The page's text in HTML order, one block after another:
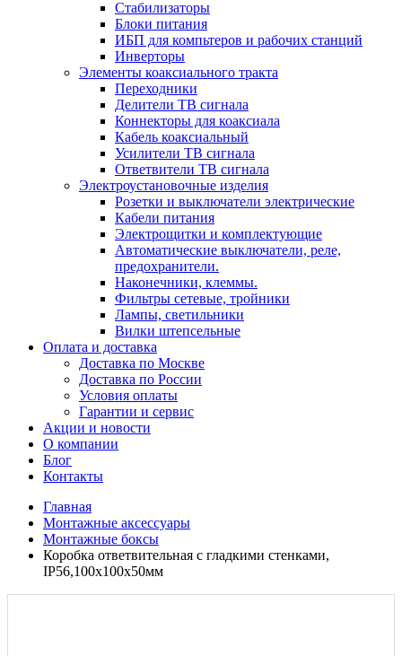
Стабилизаторы
Блоки питания
ИБП для компьтеров и рабочих станций
Инверторы
Элементы коаксиального тракта
Переходники
Делители ТВ сигнала
Коннекторы для коаксиала
Кабель коаксиальный
Усилители ТВ сигнала
Ответвители ТВ сигнала
Электроустановочные изделия
Розетки и выключатели электрические
Кабели питания
Электрощитки и комплектующие
Автоматические выключатели, реле,
предохранители.
Наконечники, клеммы.
Фильтры сетевые, тройники
Лампы, светильники
Вилки штепсельные
Оплата и доставка
Доставка по Москве
Доставка по России
Условия оплаты
Гарантии и сервис
Акции и новости
О компании
Блог
Контакты
Главная
Монтажные аксессуары
Монтажные боксы
Коробка ответвительная с гладкими стенками,
IP56,100х100х50мм